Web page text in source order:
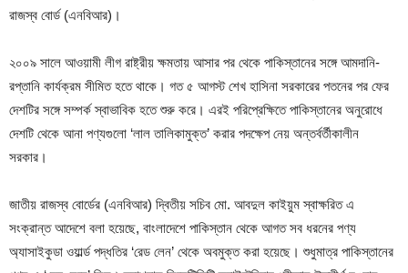
রাজস্ব বোর্ড (এনবিআর)।
২০০৯ সালে আওয়ামী লীগ রাষ্ট্রীয় ক্ষমতায় আসার পর থেকে পাকিস্তানের সঙ্গে আমদানি-
রপ্তানি কার্যক্রম সীমিত হতে থাকে। গত ৫ আগস্ট শেখ হাসিনা সরকারের পতনের পর ফের
দেশটির সঙ্গে সম্পর্ক স্বাভাবিক হতে শুরু করে। এরই পরিপ্রেক্ষিতে পাকিস্তানের অনুরোধে
দেশটি থেকে আনা পণ্যগুলো ‘লাল তালিকামুক্ত’ করার পদক্ষেপ নেয় অন্তর্বর্তীকালীন
সরকার।
জাতীয় রাজস্ব বোর্ডের (এনবিআর) দ্বিতীয় সচিব মো. আবদুল কাইয়ুম স্বাক্ষরিত এ
সংক্রান্ত আদেশে বলা হয়েছে, বাংলাদেশে পাকিস্তান থেকে আগত সব ধরনের পণ্য
অ্যাসাইকুডা ওয়ার্ল্ড পদ্ধতির ‘রেড লেন’ থেকে অবমুক্ত করা হয়েছে। শুধুমাত্র পাকিস্তানের